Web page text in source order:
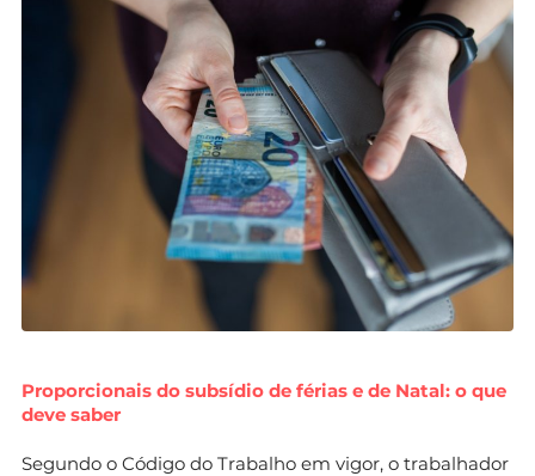
Proporcionais do subsídio de férias e de Natal: o que
deve saber
Segundo o Código do Trabalho em vigor, o trabalhador